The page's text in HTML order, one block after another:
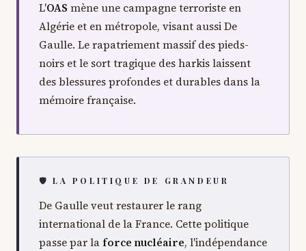
L'OAS mène une campagne terroriste en
Algérie et en métropole, visant aussi De
Gaulle. Le rapatriement massif des pieds-
noirs et le sort tragique des harkis laissent
des blessures profondes et durables dans la
mémoire française.
🛡 LA POLITIQUE DE GRANDEUR
De Gaulle veut restaurer le rang
international de la France. Cette politique
passe par laforce nucléaire, l'indépendance